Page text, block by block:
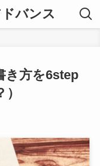
バンス
き方を6step